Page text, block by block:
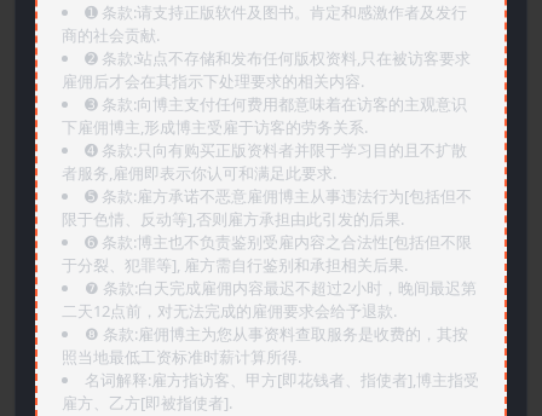
➊️ 条款:请支持正版软件及图书。肯定和感激作者及发行
商的社会贡献.
➋️ 条款:站点不存储和发布任何版权资料,只在被访客要求
雇佣后才会在其指示下处理要求的相关内容.
➌️ 条款:向博主支付任何费用都意味着在访客的主观意识
下雇佣博主,形成博主受雇于访客的劳务关系.
➍️ 条款:只向有购买正版资料者并限于学习目的且不扩散
者服务,雇佣即表示你认可和满足此要求.
➎ 条款:雇方承诺不恶意雇佣博主从事违法行为[包括但不
限于色情、反动等],否则雇方承担由此引发的后果.
➏️ 条款:博主也不负责鉴别受雇内容之合法性[包括但不限
于分裂、犯罪等], 雇方需自行鉴别和承担相关后果.
❼ 条款:白天完成雇佣内容最迟不超过2小时，晚间最迟第
二天12点前，对无法完成的雇佣要求会给予退款.
❽ 条款:雇佣博主为您从事资料查取服务是收费的，其按
照当地最低工资标准时薪计算所得.
名词解释:雇方指访客、甲方[即花钱者、指使者],博主指受
雇方、乙方[即被指使者].